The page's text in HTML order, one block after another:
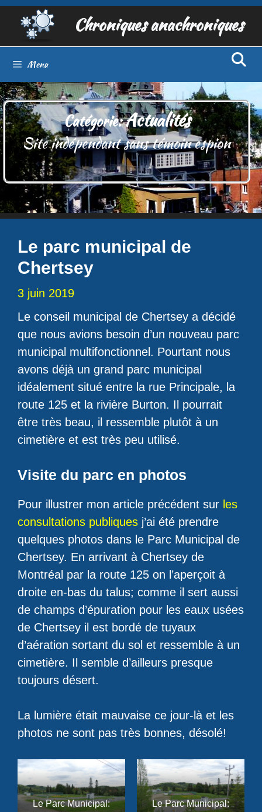
Aller
contenu
Chroniques anachroniques
Menu
Catégorie:Actualités
Site indépendant sans témoin espion
Le parc municipal de
Chertsey
3 juin 2019
Le conseil municipal de Chertsey a décidé
que nous avions besoin d’un nouveau parc
municipal multifonctionnel. Pourtant nous
avons déjà un grand parc municipal
idéalement situé entre la rue Principale, la
route 125 et la rivière Burton. Il pourrait
être très beau, il ressemble plutôt à un
cimetière et est très peu utilisé.
Visite du parc en photos
Pour illustrer mon article précédent sur les
consultations publiques j’ai été prendre
quelques photos dans le Parc Municipal de
Chertsey. En arrivant à Chertsey de
Montréal par la route 125 on l’aperçoit à
droite en-bas du talus; comme il sert aussi
de champs d’épuration pour les eaux usées
de Chertsey il est bordé de tuyaux
d’aération sortant du sol et ressemble à un
cimetière. Il semble d’ailleurs presque
toujours désert.
La lumière était mauvaise ce jour-là et les
photos ne sont pas très bonnes, désolé!
Le Parc Municipal:
Le Parc Municipal: